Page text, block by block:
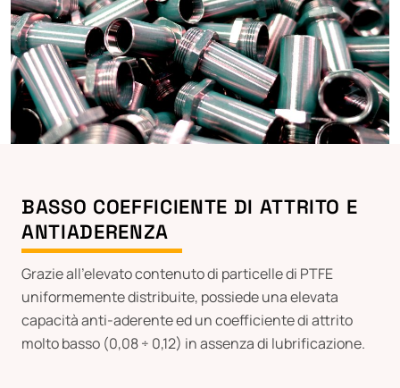
BASSO COEFFICIENTE DI ATTRITO E
ANTIADERENZA
Grazie all’elevato contenuto di particelle di PTFE
uniformemente distribuite, possiede una elevata
capacità anti-aderente ed un coefficiente di attrito
molto basso (0,08 ÷ 0,12) in assenza di lubrificazione.